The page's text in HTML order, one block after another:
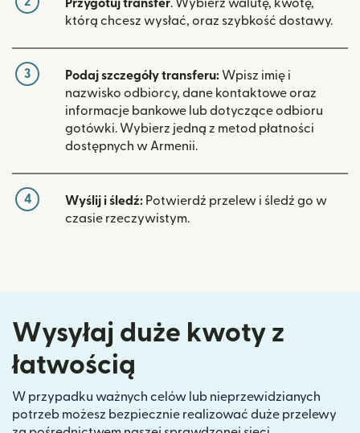
Przygotuj transfer. Wybierz walutę, kwotę,
którą chcesz wysłać, oraz szybkość dostawy.
3 Podaj szczegóły transferu: Wpisz imię i
nazwisko odbiorcy, dane kontaktowe oraz
informacje bankowe lub dotyczące odbioru
gotówki. Wybierz jedną z metod płatności
dostępnych w Armenii.
4 Wyślij i śledź: Potwierdź przelew i śledź go w
czasie rzeczywistym.
Wysyłaj duże kwoty z
łatwością
W przypadku ważnych celów lub nieprzewidzianych
potrzeb możesz bezpiecznie realizować duże przelewy